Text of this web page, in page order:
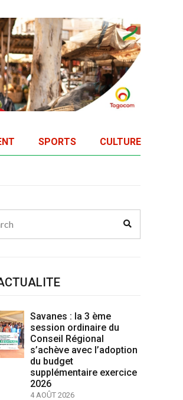
SPORTS CULTURE
Savanes : la 3 ème
session ordinaire du
Conseil Régional
s’achève avec l’adoption
du budget
supplémentaire exercice
2026
4 AOÛT 2026